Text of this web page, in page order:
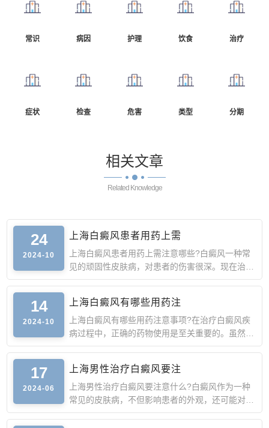
常识 病因 护理 饮食 治疗
症状 检查 危害 类型 分期
相关文章
Related Knowledge
24
2024-10
上海白癜风患者用药上需
上海白癜风患者用药上需注意哪些?白癜风一种常
见的顽固性皮肤病，对患者的伤害很深。现在治疗
白癜风的方法比较
14
2024-10
上海白癜风有哪些用药注
上海白癜风有哪些用药注意事项?在治疗白癜风疾
病过程中，正确的药物使用是至关重要的。虽然治
疗白癜风的药物种
17
2024-06
上海男性治疗白癜风要注
上海男性治疗白癜风要注意什么?白癜风作为一种
常见的皮肤病，不但影响患者的外观，还可能对其
心理产生影响。男